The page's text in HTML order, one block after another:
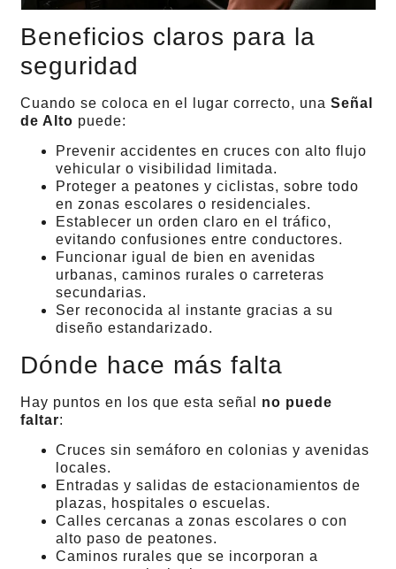
Beneficios claros para la
seguridad
Cuando se coloca en el lugar correcto, unaSeñal
de Alto puede:
Prevenir accidentes en cruces con alto flujo
vehicular o visibilidad limitada.
Proteger a peatones y ciclistas, sobre todo
en zonas escolares o residenciales.
Establecer un orden claro en el tráfico,
evitando confusiones entre conductores.
Funcionar igual de bien en avenidas
urbanas, caminos rurales o carreteras
secundarias.
Ser reconocida al instante gracias a su
diseño estandarizado.
Dónde hace más falta
Hay puntos en los que esta señal no puede
faltar:
Cruces sin semáforo en colonias y avenidas
locales.
Entradas y salidas de estacionamientos de
plazas, hospitales o escuelas.
Calles cercanas a zonas escolares o con
alto paso de peatones.
Caminos rurales que se incorporan a